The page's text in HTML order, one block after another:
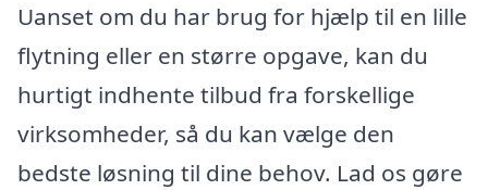
Uanset om du har brug for hjælp til en lille
flytning eller en større opgave, kan du
hurtigt indhente tilbud fra forskellige
virksomheder, så du kan vælge den
bedste løsning til dine behov. Lad os gøre